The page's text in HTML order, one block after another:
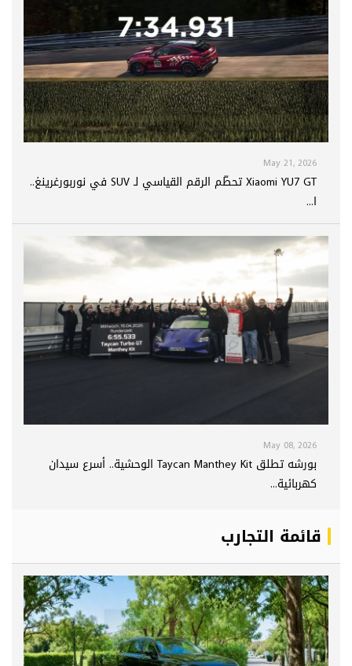
May 21, 2026
Xiaomi YU7 GT تحطّم الرقم القياسي لـ SUV في نوربورغرينغ..
ا...
May 08, 2026
بورشه تطلق Taycan Manthey Kit الوحشية.. أسرع سيدان
كهربائية...
قائمة التجارب